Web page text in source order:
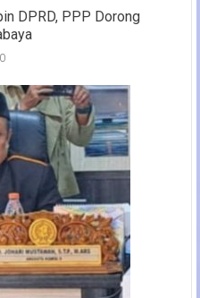
DPRD, PPP Dorong
0